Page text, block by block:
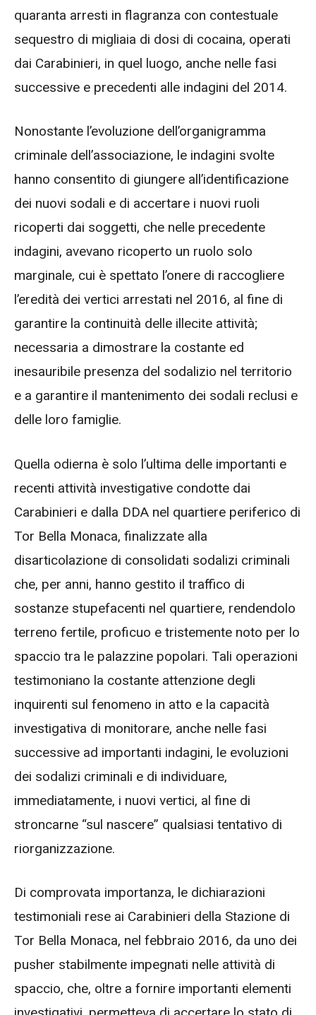
quaranta arresti in flagranza con contestuale
sequestro di migliaia di dosi di cocaina, operati
dai Carabinieri, in quel luogo, anche nelle fasi
successive e precedenti alle indagini del 2014.
Nonostante l’evoluzione dell’organigramma
criminale dell’associazione, le indagini svolte
hanno consentito di giungere all’identificazione
dei nuovi sodali e di accertare i nuovi ruoli
ricoperti dai soggetti, che nelle precedente
indagini, avevano ricoperto un ruolo solo
marginale, cui è spettato l’onere di raccogliere
l’eredità dei vertici arrestati nel 2016, al fine di
garantire la continuità delle illecite attività;
necessaria a dimostrare la costante ed
inesauribile presenza del sodalizio nel territorio
e a garantire il mantenimento dei sodali reclusi e
delle loro famiglie.
Quella odierna è solo l’ultima delle importanti e
recenti attività investigative condotte dai
Carabinieri e dalla DDA nel quartiere periferico di
Tor Bella Monaca, finalizzate alla
disarticolazione di consolidati sodalizi criminali
che, per anni, hanno gestito il traffico di
sostanze stupefacenti nel quartiere, rendendolo
terreno fertile, proficuo e tristemente noto per lo
spaccio tra le palazzine popolari. Tali operazioni
testimoniano la costante attenzione degli
inquirenti sul fenomeno in atto e la capacità
investigativa di monitorare, anche nelle fasi
successive ad importanti indagini, le evoluzioni
dei sodalizi criminali e di individuare,
immediatamente, i nuovi vertici, al fine di
stroncarne “sul nascere” qualsiasi tentativo di
riorganizzazione.
Di comprovata importanza, le dichiarazioni
testimoniali rese ai Carabinieri della Stazione di
Tor Bella Monaca, nel febbraio 2016, da uno dei
pusher stabilmente impegnati nelle attività di
spaccio, che, oltre a fornire importanti elementi